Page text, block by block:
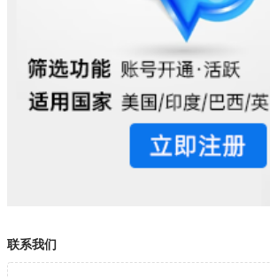
联系我们